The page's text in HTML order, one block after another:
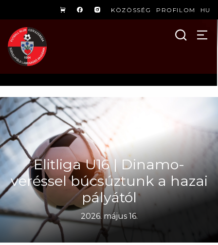
KÖZÖSSÉG PROFILOM HU
Elitliga U16 | Dinamo-
veréssel búcsúztunk a hazai
pályától
2026. május 16.